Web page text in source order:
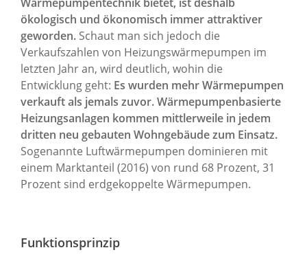
ökologisch und ökonomisch immer attraktiver
geworden. Schaut man sich jedoch die
Verkaufszahlen von Heizungswärmepumpen im
letzten Jahr an, wird deutlich, wohin die
Entwicklung geht: Es wurden mehr Wärmepumpen
verkauft als jemals zuvor. Wärmepumpenbasierte
Heizungsanlagen kommen mittlerweile in jedem
dritten neu gebauten Wohngebäude zum Einsatz.
Sogenannte Luftwärmepumpen dominieren mit
einem Marktanteil (2016) von rund 68 Prozent, 31
Prozent sind erdgekoppelte Wärmepumpen.
Funktionsprinzip